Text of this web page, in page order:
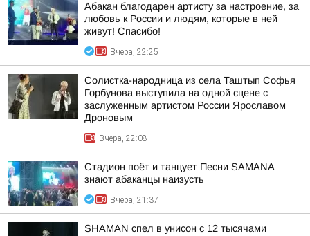
Абакан благодарен артисту за настроение, за
любовь к России и людям, которые в ней
живут! Спасибо!
Вчера, 22:25
Солистка-народница из села Таштып Софья
Горбунова выступила на одной сцене с
заслуженным артистом России Ярославом
Дроновым
Вчера, 22:08
Стадион поёт и танцует Песни SAMANA
знают абаканцы наизусть
Вчера, 21:37
SHAMAN спел в унисон с 12 тысячами